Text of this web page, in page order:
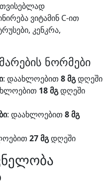
ვიტამინ C-ით
კენკრა,
ნორმები
: დაახლოებით 8 მგდღეში
18 მგდღეში
: დაახლოებით 8 მგ
27 მგდღეში